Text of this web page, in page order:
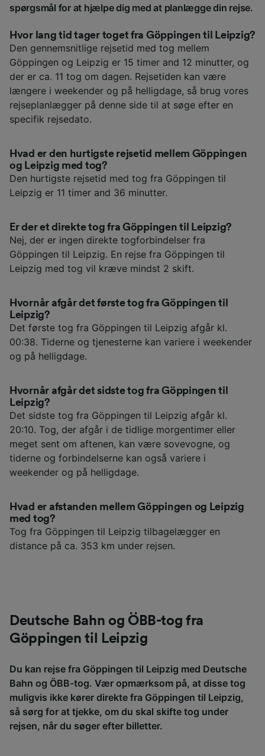
spørgsmål for at hjælpe dig med at planlægge din rejse.
Hvor lang tid tager toget fra Göppingen til Leipzig?
Den gennemsnitlige rejsetid med tog mellem
Göppingen og Leipzig er 15 timer and 12 minutter, og
der er ca. 11 tog om dagen. Rejsetiden kan være
længere i weekender og på helligdage, så brug vores
rejseplanlægger på denne side til at søge efter en
specifik rejsedato.
Hvad er den hurtigste rejsetid mellem Göppingen
og Leipzig med tog?
Den hurtigste rejsetid med tog fra Göppingen til
Leipzig er 11 timer and 36 minutter.
Er der et direkte tog fra Göppingen til Leipzig?
Nej, der er ingen direkte togforbindelser fra
Göppingen til Leipzig. En rejse fra Göppingen til
Leipzig med tog vil kræve mindst 2 skift.
Hvornår afgår det første tog fra Göppingen til
Leipzig?
Det første tog fra Göppingen til Leipzig afgår kl.
00:38. Tiderne og tjenesterne kan variere i weekender
og på helligdage.
Hvornår afgår det sidste tog fra Göppingen til
Leipzig?
Det sidste tog fra Göppingen til Leipzig afgår kl.
20:10. Tog, der afgår i de tidlige morgentimer eller
meget sent om aftenen, kan være sovevogne, og
tiderne og forbindelserne kan også variere i
weekender og på helligdage.
Hvad er afstanden mellem Göppingen og Leipzig
med tog?
Tog fra Göppingen til Leipzig tilbagelægger en
distance på ca. 353 km under rejsen.
Deutsche Bahn og ÖBB-tog fra
Göppingen til Leipzig
Du kan rejse fra Göppingen til Leipzig med Deutsche
Bahn og ÖBB-tog. Vær opmærksom på, at disse tog
muligvis ikke kører direkte fra Göppingen til Leipzig,
så sørg for at tjekke, om du skal skifte tog under
rejsen, når du søger efter billetter.